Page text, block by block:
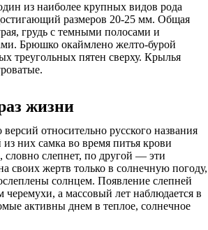
из наиболее крупных видов рода
размеров 20-25 мм. Общая
грудь с темными полосами и
Брюшко окаймлено желто-бурой
треугольных пятен сверху. Крылья
жизни
относительно русского названия
них самка во время питья крови
словно слепнет, по другой — эти
своих жертв только в солнечную погоду,
солнцем. Появление слепней
черемухи, а массовый лет наблюдается в
активны днем в теплое, солнечное